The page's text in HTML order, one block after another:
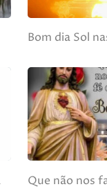
Bom dia Sol
Que não nos